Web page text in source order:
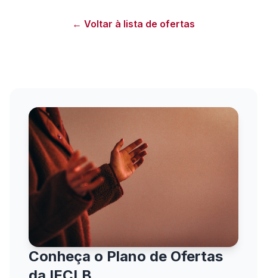
← Voltar à lista de ofertas
Conheça o Plano de Ofertas